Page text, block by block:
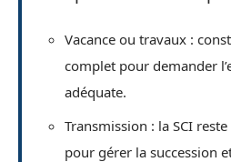
Vacance ou travaux :
complet pour demander
adéquate.
Transmission : la SCI
pour gérer la succession